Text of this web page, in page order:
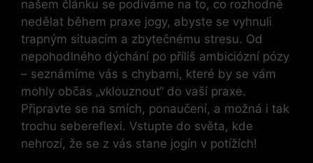
našem článku se podíváme na to, co rozhodně
nedělat během praxe jogy, abyste se vyhnuli
trapným situacím a zbytečnému stresu. Od
nepohodlného dýchání po příliš ambiciózní pózy
– seznámíme vás s chybami, které by se vám
mohly občas „vklouznout“ do vaší praxe.
Připravte se na smích, ponaučení, a možná i tak
trochu sebereflexi. Vstupte do světa, kde
nehrozí, že se z vás stane jogín v potížích!